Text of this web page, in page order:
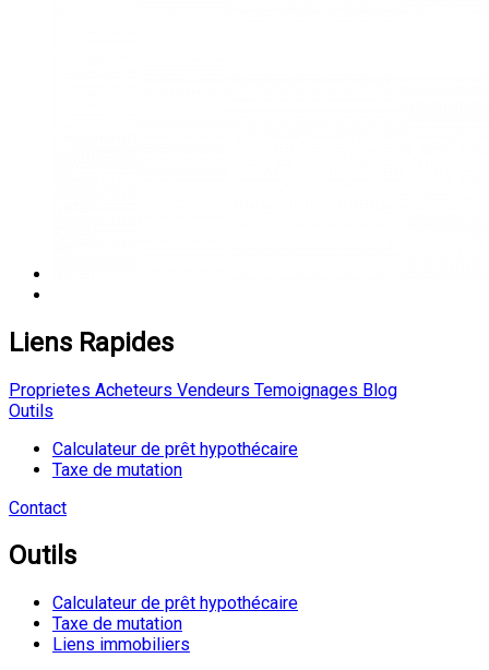
Liens Rapides
Proprietes Acheteurs Vendeurs Temoignages Blog
Outils
Calculateur de prêt hypothécaire
Taxe de mutation
Contact
Outils
Calculateur de prêt hypothécaire
Taxe de mutation
Liens immobiliers